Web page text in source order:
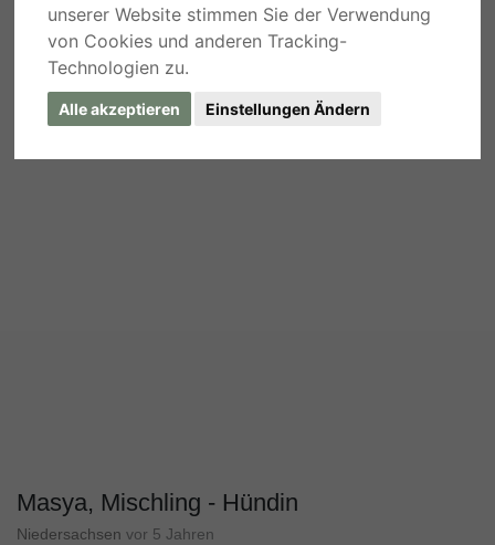
unserer Website stimmen Sie der Verwendung
von Cookies und anderen Tracking-
Technologien zu.
Alle akzeptieren Einstellungen Ändern
Masya, Mischling - Hündin
Niedersachsen vor 5 Jahren